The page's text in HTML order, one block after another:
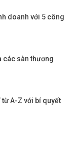
doanh với 5 công
các sàn thương
từ A-Z với bí quyết